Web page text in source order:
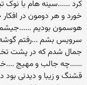
کرد ......سینه هام با
خورد و هر دومون در
هوسمون بودیم ......جیشم
سرویس بشم ...رفتم گوشه
جمال شدم که در پشت
......چه جالب و مهیج
قشنگ و زیبا و دیدنی بود